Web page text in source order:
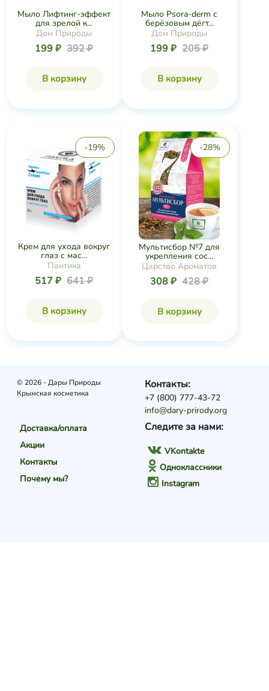
Мыло Лифтинг-эффект
для зрелой к...
Дом Природы
199 ₽ 392 ₽
В корзину
Мыло Psora-derm с
берёзовым дёгт...
Дом Природы
199 ₽ 205 ₽
В корзину
-19%
Крем для ухода вокруг
глаз с мас...
Пантика
517 ₽ 641 ₽
В корзину
-28%
Мультисбор №7 для
укрепления сос...
Царство Ароматов
308 ₽ 428 ₽
В корзину
© 2026 - Дары Природы
Крымская косметика
Доставка/оплата
Акции
Контакты
Почему мы?
Следите за нами:
VKontakte
Одноклассники
Instagram
Контакты:
+7 (800) 777-43-72
info@dary-prirody.org